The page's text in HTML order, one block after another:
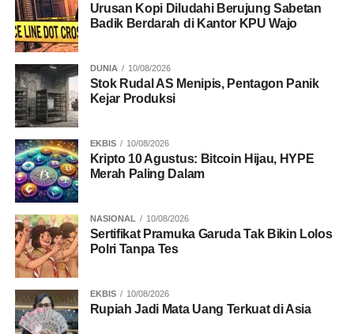
Urusan Kopi Diludahi Berujung Sabetan
Badik Berdarah di Kantor KPU Wajo
DUNIA 10/08/2026
Stok Rudal AS Menipis, Pentagon Panik
Kejar Produksi
EKBIS 10/08/2026
Kripto 10 Agustus: Bitcoin Hijau, HYPE
Merah Paling Dalam
NASIONAL 10/08/2026
Sertifikat Pramuka Garuda Tak Bikin Lolos
Polri Tanpa Tes
EKBIS 10/08/2026
Rupiah Jadi Mata Uang Terkuat di Asia